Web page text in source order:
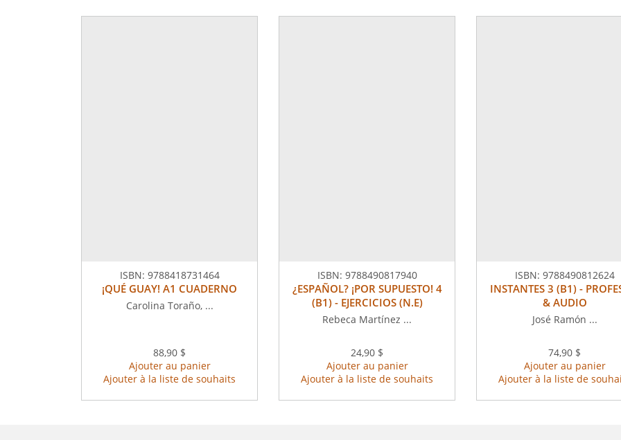
ISBN: 9788418731464
¡QUÉ GUAY! A1 CUADERNO
Carolina Toraño, ...
88,90 $
Ajouter au panier
Ajouter à la liste de souhaits
ISBN: 9788490817940
¿ESPAÑOL? ¡POR SUPUESTO! 4
(B1) - EJERCICIOS (N.E)
Rebeca Martínez ...
24,90 $
Ajouter au panier
Ajouter à la liste de souhaits
ISBN: 9788490812624
INSTANTES 3 (B1) -
& AUDIO
José Ramón ...
74,90 $
Ajouter au panier
Ajouter à la liste de